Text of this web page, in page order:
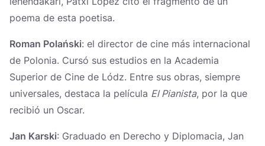
poema de esta poetisa.
Roman Polański: el director de cine más internacional
de Polonia. Cursó sus estudios en la Academia
Superior de Cine de Lódz. Entre sus obras, siempre
universales, destaca la película El Pianista, por la que
recibió un Oscar.
Jan Karski: Graduado en Derecho y Diplomacia, Jan